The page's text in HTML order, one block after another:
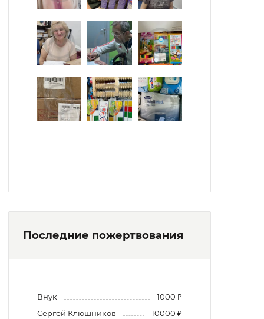
Последние пожертвования
Внук
1000 ₽
Сергей Клюшников
10000 ₽